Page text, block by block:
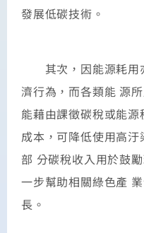
發展低碳技術。
其次，因能源耗用
濟行為，而各類能 源
能藉由課徵碳稅或能
成本，可降低使用高
部 分碳稅收入用於鼓
一步幫助相關綠色產
長。